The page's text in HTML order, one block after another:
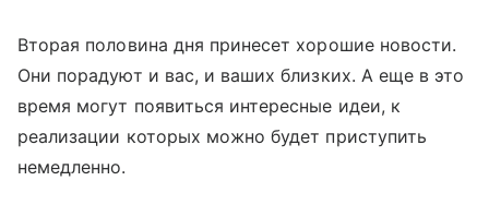
Вторая половина дня принесет хорошие новости.
Они порадуют и вас, и ваших близких. А еще в это
время могут появиться интересные идеи, к
реализации которых можно будет приступить
немедленно.